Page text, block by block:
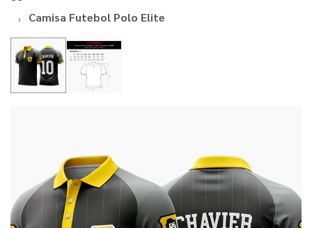
Camisa Futebol Polo Elite